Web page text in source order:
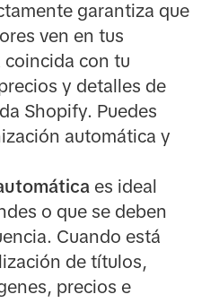
garantiza que
ven en tus
coincida con tu
y detalles de
Shopify. Puedes
automática y
es ideal
o que se deben
Cuando está
de títulos,
precios e